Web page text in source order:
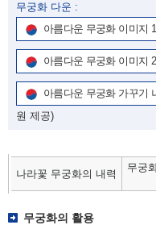
무궁화 다운 :
아름다운 무궁화 이미지 1
아름다운 무궁화 이미지 2
아름다운 무궁화 가꾸기
원 제공)
나라꽃 무궁화의 내력
무궁
무궁화의 활용